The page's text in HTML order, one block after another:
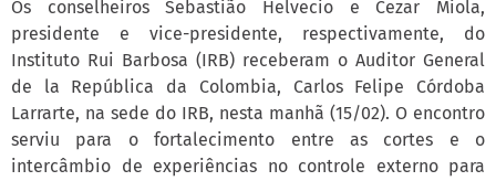
Os conselheiros Sebastião Helvecio e Cezar Miola,
presidente e vice-presidente, respectivamente, do
Instituto Rui Barbosa (IRB) receberam o Auditor General
de la República da Colombia, Carlos Felipe Córdoba
Larrarte, na sede do IRB, nesta manhã (15/02). O encontro
serviu para o fortalecimento entre as cortes e o
intercâmbio de experiências no controle externo para